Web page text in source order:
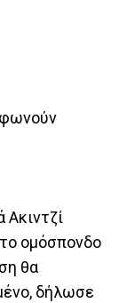
ομόσπονδο
θα
δήλωσε